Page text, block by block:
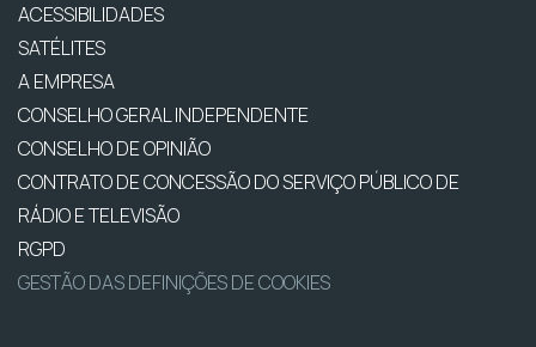
ACESSIBILIDADES
SATÉLITES
A EMPRESA
CONSELHO GERAL INDEPENDENTE
CONSELHO DE OPINIÃO
CONTRATO DE CONCESSÃO DO SERVIÇO PÚBLICO DE
RÁDIO E TELEVISÃO
RGPD
GESTÃO DAS DEFINIÇÕES DE COOKIES